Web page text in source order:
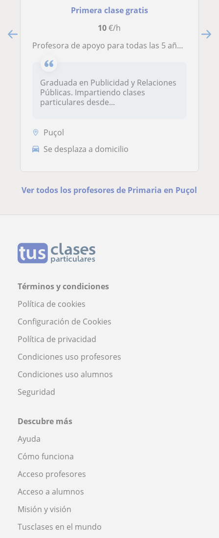
Primera clase gratis
10€/h
Profesora de apoyo para todas las 5 años de experiencia
Graduada en Publicidad y Relaciones
Públicas. Impartiendo clases
particulares desde...
Puçol
Se desplaza a domicilio
Ver todos los profesores de Primaria en Puçol
Términos y condiciones
Política de cookies
Configuración de Cookies
Política de privacidad
Condiciones uso profesores
Condiciones uso alumnos
Seguridad
Descubre más
Ayuda
Cómo funciona
Acceso profesores
Acceso a alumnos
Misión y visión
Tusclases en el mundo